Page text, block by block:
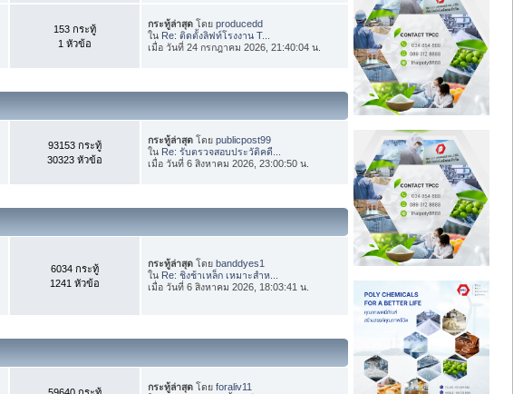
153 กระทู้
1 หัวข้อ
กระทู้ล่าสุด โดยproducedd
ใน Re: ติดตั้งลิฟท์โรงงาน T...
เมื่อ วันที่ 24 กรกฎาคม 2026, 21:40:04 น.
93153 กระทู้
30323 หัวข้อ
กระทู้ล่าสุด โดยpublicpost99
ใน Re: รับตรวจสอบประวัติคดี...
เมื่อ วันที่ 6 สิงหาคม 2026, 23:00:50 น.
6034 กระทู้
1241 หัวข้อ
กระทู้ล่าสุด โดยbanddyes1
ใน Re: ชิงช้าเหล็ก เหมาะสำห...
เมื่อ วันที่ 6 สิงหาคม 2026, 18:03:41 น.
กระทู้ล่าสุด โดยforaliv11